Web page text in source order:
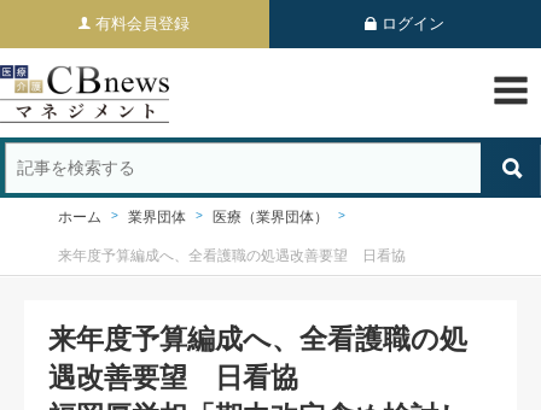
有料会員登録 ログイン
ホーム 業界団体 医療（業界団体）
来年度予算編成へ、全看護職の処遇改善要望 日看協
来年度予算編成へ、全看護職の処
遇改善要望 日看協